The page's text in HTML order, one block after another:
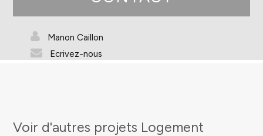
Manon Caillon
Ecrivez-nous
Voir d'autres projets Logement